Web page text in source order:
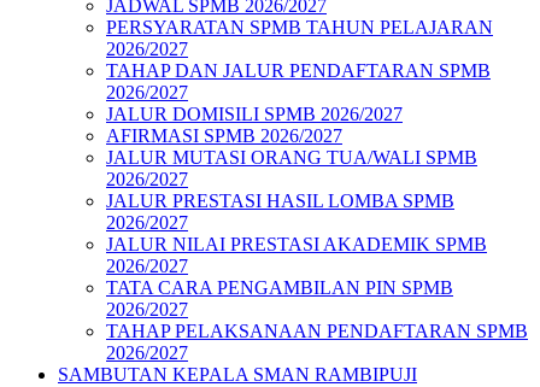
JADWAL SPMB 2026/2027
PERSYARATAN SPMB TAHUN PELAJARAN
2026/2027
TAHAP DAN JALUR PENDAFTARAN SPMB
2026/2027
JALUR DOMISILI SPMB 2026/2027
AFIRMASI SPMB 2026/2027
JALUR MUTASI ORANG TUA/WALI SPMB
2026/2027
JALUR PRESTASI HASIL LOMBA SPMB
2026/2027
JALUR NILAI PRESTASI AKADEMIK SPMB
2026/2027
TATA CARA PENGAMBILAN PIN SPMB
2026/2027
TAHAP PELAKSANAAN PENDAFTARAN SPMB
2026/2027
SAMBUTAN KEPALA SMAN RAMBIPUJI